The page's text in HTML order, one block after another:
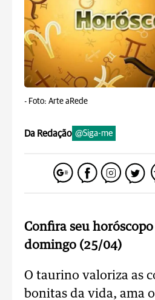
- Foto: Arte aRede
Da Redação @Siga-me
Confira seu
domingo (25/04)
O taurino valoriza as
bonitas da vida, ama